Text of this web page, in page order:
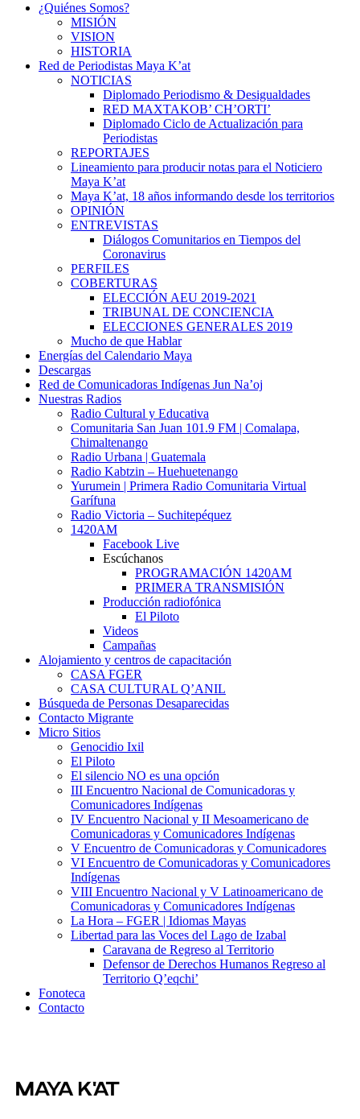
¿Quiénes Somos?
MISIÓN
VISION
HISTORIA
Red de Periodistas Maya K’at
NOTICIAS
Diplomado Periodismo & Desigualdades
RED MAXTAKOB’ CH’ORTI’
Diplomado Ciclo de Actualización para
Periodistas
REPORTAJES
Lineamiento para producir notas para el Noticiero
Maya K’at
Maya K’at, 18 años informando desde los territorios
OPINIÓN
ENTREVISTAS
Diálogos Comunitarios en Tiempos del
Coronavirus
PERFILES
COBERTURAS
ELECCIÓN AEU 2019-2021
TRIBUNAL DE CONCIENCIA
ELECCIONES GENERALES 2019
Mucho de que Hablar
Energías del Calendario Maya
Descargas
Red de Comunicadoras Indígenas Jun Na’oj
Nuestras Radios
Radio Cultural y Educativa
Comunitaria San Juan 101.9 FM | Comalapa,
Chimaltenango
Radio Urbana | Guatemala
Radio Kabtzin – Huehuetenango
Yurumein | Primera Radio Comunitaria Virtual
Garífuna
Radio Victoria – Suchitepéquez
1420AM
Facebook Live
Escúchanos
PROGRAMACIÓN 1420AM
PRIMERA TRANSMISIÓN
Producción radiofónica
El Piloto
Videos
Campañas
Alojamiento y centros de capacitación
CASA FGER
CASA CULTURAL Q’ANIL
Búsqueda de Personas Desaparecidas
Contacto Migrante
Micro Sitios
Genocidio Ixil
El Piloto
El silencio NO es una opción
III Encuentro Nacional de Comunicadoras y
Comunicadores Indígenas
IV Encuentro Nacional y II Mesoamericano de
Comunicadoras y Comunicadores Indígenas
V Encuentro de Comunicadoras y Comunicadores
VI Encuentro de Comunicadoras y Comunicadores
Indígenas
VIII Encuentro Nacional y V Latinoamericano de
Comunicadoras y Comunicadores Indígenas
La Hora – FGER | Idiomas Mayas
Libertad para las Voces del Lago de Izabal
Caravana de Regreso al Territorio
Defensor de Derechos Humanos Regreso al
Territorio Q’eqchi’
Fonoteca
Contacto